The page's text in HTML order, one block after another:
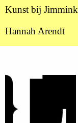
Kunst bij Jimmink
Hannah Arendt